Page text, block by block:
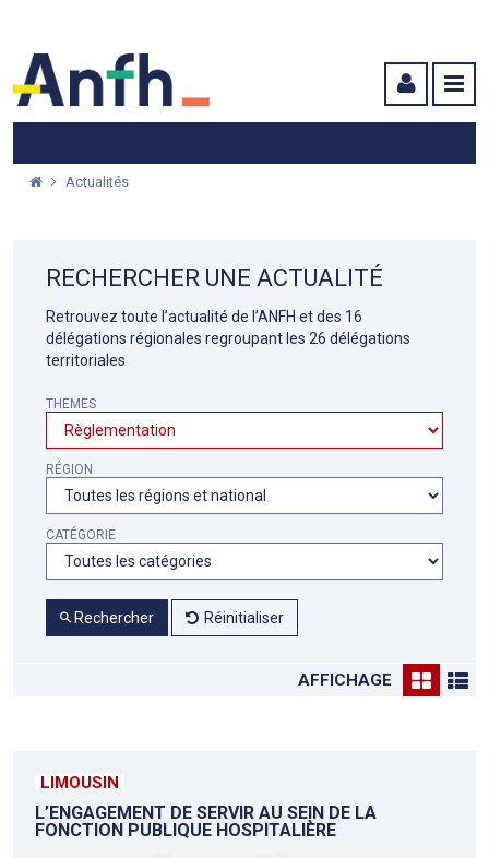
Actualités
RECHERCHER UNE ACTUALITÉ
Retrouvez toute l’actualité de l’ANFH et des 16
délégations régionales regroupant les 26 délégations
territoriales
THEMES
RÉGION
CATÉGORIE
Rechercher Réinitialiser
AFFICHAGE
LIMOUSIN
L’ENGAGEMENT DE SERVIR AU SEIN DE LA
FONCTION PUBLIQUE HOSPITALIÈRE